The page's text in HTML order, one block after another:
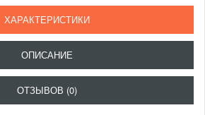
ХАРАКТЕРИСТИКИ
ОПИСАНИЕ
ОТЗЫВОВ (0)